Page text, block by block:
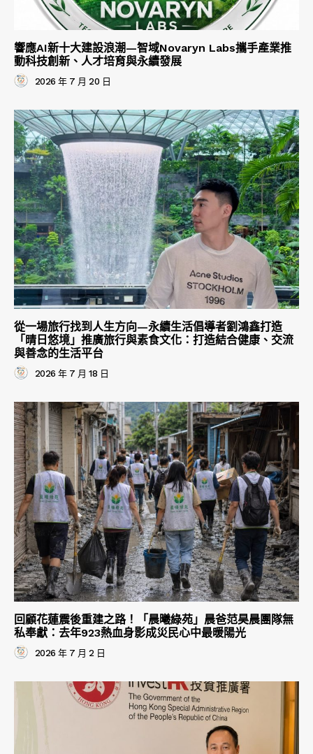
響應AI新十大建設浪潮—智域Novaryn Labs攜手產業推
動科技創新、人才培育與永續發展
2026 年 7 月 20 日
從一場旅行找到人生方向—永續生活倡導者劉鴻鑫打造
「晴日悠境」推廣旅行與素食文化：打造結合健康、交流
與善念的生活平台
2026 年 7 月 18 日
回顧花蓮震後重建之路！「晨曦綠苑」晨爸范昊晨團隊無
私奉獻：去年923熱血身影成災民心中最暖陽光
2026 年 7 月 2 日